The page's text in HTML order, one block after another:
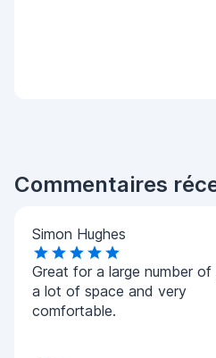
Commentaires
Simon Hughes
Great for a large number of
a lot of space and very
comfortable.